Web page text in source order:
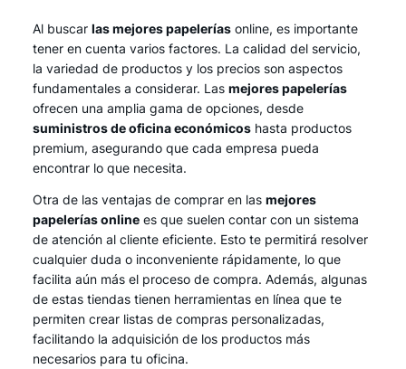
Al buscar las mejores papelerías online, es importante
tener en cuenta varios factores. La calidad del servicio,
la variedad de productos y los precios son aspectos
fundamentales a considerar. Las mejores papelerías
ofrecen una amplia gama de opciones, desde
suministros de oficina económicos hasta productos
premium, asegurando que cada empresa pueda
encontrar lo que necesita.
Otra de las ventajas de comprar en las mejores
papelerías online es que suelen contar con un sistema
de atención al cliente eficiente. Esto te permitirá resolver
cualquier duda o inconveniente rápidamente, lo que
facilita aún más el proceso de compra. Además, algunas
de estas tiendas tienen herramientas en línea que te
permiten crear listas de compras personalizadas,
facilitando la adquisición de los productos más
necesarios para tu oficina.